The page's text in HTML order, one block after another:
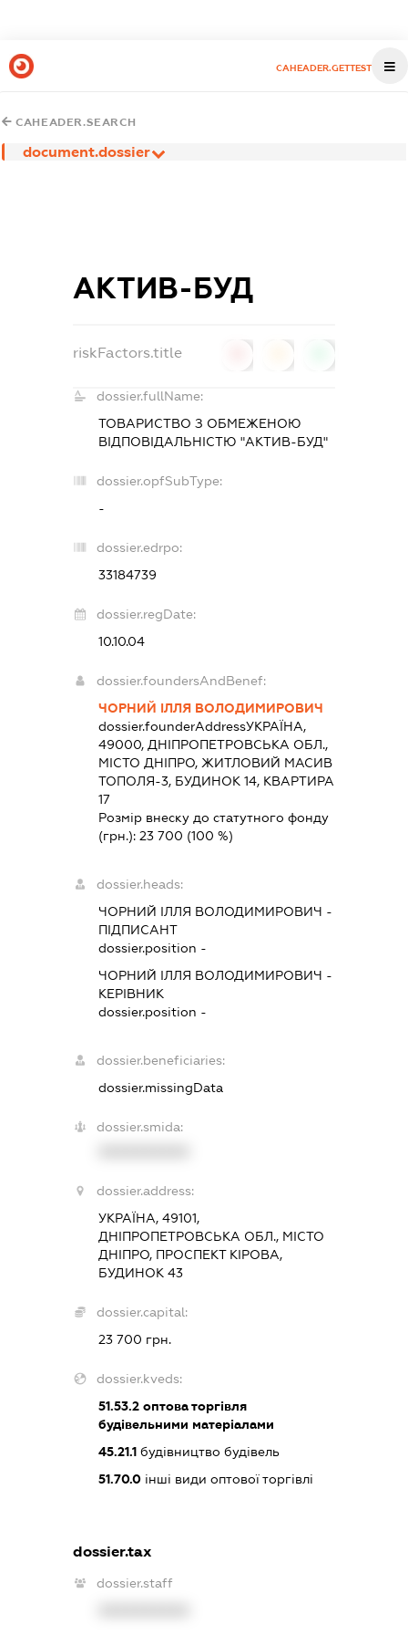
CAHEADER.GETTEST
CAHEADER.SEARCH
document.dossier
АКТИВ-БУД
riskFactors.title
dossier.fullName:
ТОВАРИСТВО З ОБМЕЖЕНОЮ
ВІДПОВІДАЛЬНІСТЮ "АКТИВ-БУД"
dossier.opfSubType:
-
dossier.edrpo:
33184739
dossier.regDate:
10.10.04
dossier.foundersAndBenef:
ЧОРНИЙ ІЛЛЯ ВОЛОДИМИРОВИЧ
dossier.founderAddressУКРАЇНА,
49000, ДНІПРОПЕТРОВСЬКА ОБЛ.,
МІСТО ДНІПРО, ЖИТЛОВИЙ МАСИВ
ТОПОЛЯ-3, БУДИНОК 14, КВАРТИРА
17
Розмір внеску до статутного фонду
(грн.):23 700 (100 %)
dossier.heads:
ЧОРНИЙ ІЛЛЯ ВОЛОДИМИРОВИЧ -
ПІДПИСАНТ
dossier.position -
ЧОРНИЙ ІЛЛЯ ВОЛОДИМИРОВИЧ -
КЕРІВНИК
dossier.position -
dossier.beneficiaries:
dossier.missingData
dossier.smida:
dossier.address:
УКРАЇНА, 49101,
ДНІПРОПЕТРОВСЬКА ОБЛ., МІСТО
ДНІПРО, ПРОСПЕКТ КІРОВА,
БУДИНОК 43
dossier.capital:
23 700 грн.
dossier.kveds:
51.53.2 оптова торгівля
будівельними матеріалами
45.21.1 будівництво будівель
51.70.0 інші види оптової торгівлі
dossier.tax
dossier.staff